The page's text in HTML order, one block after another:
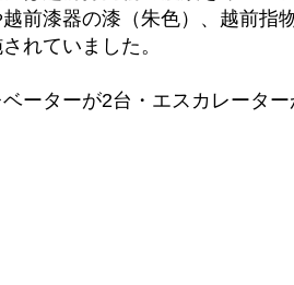
前漆器の漆（朱色）、越前指
れていました。
ーターが2台・エスカレーター